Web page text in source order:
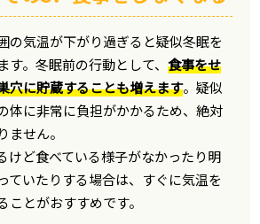
の気温が下がり過ぎると疑似冬眠を
す。冬眠前の行動として、食事をせ
穴に貯蔵することも増えます。疑似
体に非常に負担がかかるため、絶対
ません。
けど食べている様子がなかったり明
ていたりする場合は、すぐに気温を
とがおすすめです。